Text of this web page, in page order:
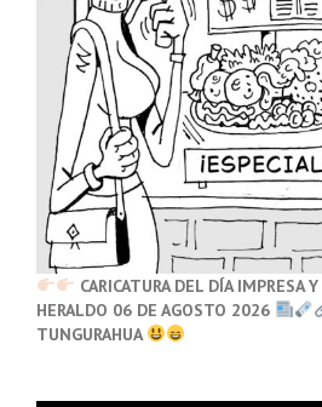
CARICATURA DEL DÍA IMPRESA
HERALDO 06 DE AGOSTO 2026
TUNGURAHUA